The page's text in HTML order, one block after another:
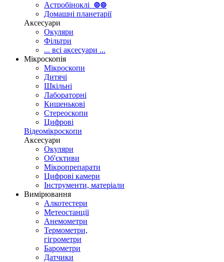
Астробіноклі ⊚⊚
Домашні планетарії
Аксесуари
Окуляри
Фільтри
... всі аксесуари ...
Мікроскопія
Мікроскопи
Дитячі
Шкільні
Лабораторні
Кишенькові
Стереоскопи
Цифрові
Відеомікроскопи
Аксесуари
Окуляри
Об'єктиви
Мікропрепарати
Цифрові камери
Інструменти, матеріали
Вимірювання
Алкотестери
Метеостанції
Анемометри
Термометри,
гігрометри
Барометри
Датчики